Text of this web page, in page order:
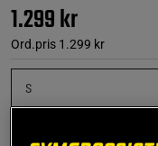
1.299 kr
Ord.pris 1.299 kr
S